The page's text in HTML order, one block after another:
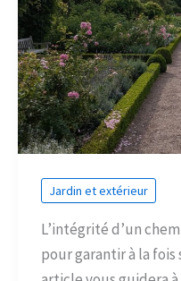
Jardin et extérieur
L’intégrité d’un
pour garantir à la